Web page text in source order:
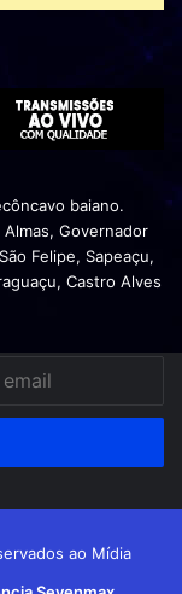
baiano.
Governador
Felipe, Sapeaçu,
Castro Alves
ao Mídia